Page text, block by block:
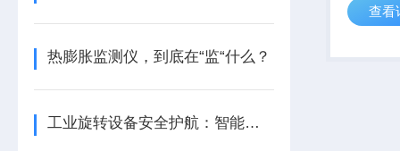
热膨胀监测仪，到底在“监“什么？
工业旋转设备安全护航：智能转速监测仪技术现状与应用优化研究
通过ST
动，轴
查看